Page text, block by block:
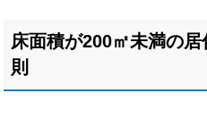
床面積が200㎡未満の
則